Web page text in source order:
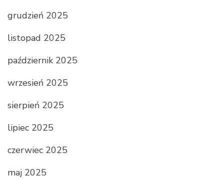
grudzień 2025
listopad 2025
październik 2025
wrzesień 2025
sierpień 2025
lipiec 2025
czerwiec 2025
maj 2025